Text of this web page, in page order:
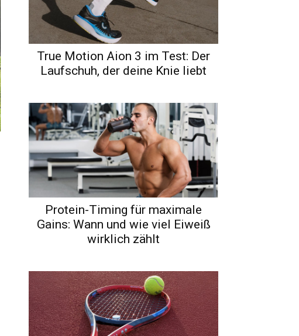
True Motion Aion 3 im Test: Der
Laufschuh, der deine Knie liebt
Protein-Timing für maximale
Gains: Wann und wie viel Eiweiß
wirklich zählt